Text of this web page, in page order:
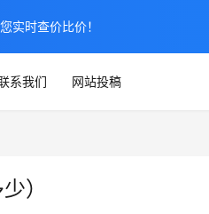
系我们 网站投稿
）
实时查价比价！